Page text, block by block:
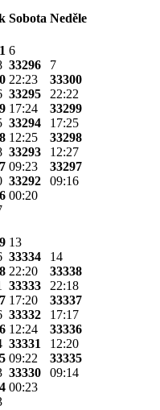
Sobota Neděle
6
33296
22:23
33295
17:24
33294
12:25
33293
09:23
33292
00:20
7
33300
22:22
33299
17:25
33298
12:27
33297
09:16
13
33334
22:20
33333
17:20
33332
12:24
33331
09:22
33330
00:23
14
33338
22:18
33337
17:17
33336
12:20
33335
09:14